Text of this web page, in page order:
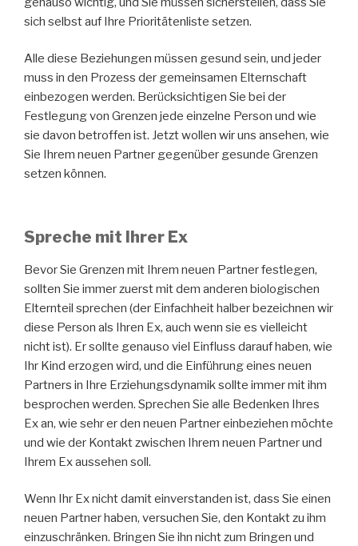
sich selbst auf Ihre Prioritätenliste setzen.
Alle diese Beziehungen müssen gesund sein, und jeder
muss in den Prozess der gemeinsamen Elternschaft
einbezogen werden. Berücksichtigen Sie bei der
Festlegung von Grenzen jede einzelne Person und wie
sie davon betroffen ist. Jetzt wollen wir uns ansehen, wie
Sie Ihrem neuen Partner gegenüber gesunde Grenzen
setzen können.
Spreche mit Ihrer Ex
Bevor Sie Grenzen mit Ihrem neuen Partner festlegen,
sollten Sie immer zuerst mit dem anderen biologischen
Elternteil sprechen (der Einfachheit halber bezeichnen wir
diese Person als Ihren Ex, auch wenn sie es vielleicht
nicht ist). Er sollte genauso viel Einfluss darauf haben, wie
Ihr Kind erzogen wird, und die Einführung eines neuen
Partners in Ihre Erziehungsdynamik sollte immer mit ihm
besprochen werden. Sprechen Sie alle Bedenken Ihres
Ex an, wie sehr er den neuen Partner einbeziehen möchte
und wie der Kontakt zwischen Ihrem neuen Partner und
Ihrem Ex aussehen soll.
Wenn Ihr Ex nicht damit einverstanden ist, dass Sie einen
neuen Partner haben, versuchen Sie, den Kontakt zu ihm
einzuschränken. Bringen Sie ihn nicht zum Bringen und